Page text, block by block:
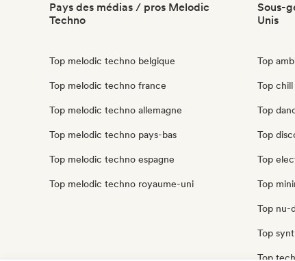
Pays des médias / pros Melodic
Techno
Top melodic techno belgique
Top melodic techno france
Top melodic techno allemagne
Top melodic techno pays-bas
Top melodic techno espagne
Top melodic techno royaume-uni
Sous-
Unis
Top
Top
Top
Top
Top
Top
Top nu-
Top
Top